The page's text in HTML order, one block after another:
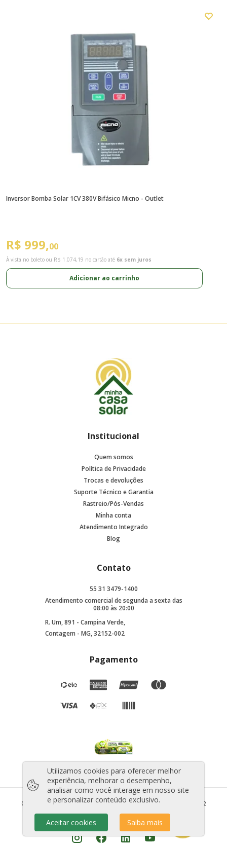
Inversor Bomba Solar 1CV 380V Bifásico Micno - Outlet
R$ 999,00
À vista no boleto ou R$ 1.074,19 no cartão até 6x sem juros
Adicionar ao carrinho
Institucional
Quem somos
Política de Privacidade
Trocas e devoluções
Suporte Técnico e Garantia
Rastreio/Pós-Vendas
Minha conta
Atendimento Integrado
Blog
Contato
55 31 3479-1400
Atendimento comercial de segunda a sexta das
08:00 às 20:00
R. Um, 891 - Campina Verde,
Contagem - MG, 32152-002
Pagamento
©2025 Todos os direitos reservados - CNPJ: 44.706.010/0001-12
Utilizamos cookies para oferecer melhor
experiência, melhorar o desempenho,
analisar como você interage em nosso site
e personalizar conteúdo exclusivo.
Aceitar cookies Saiba mais